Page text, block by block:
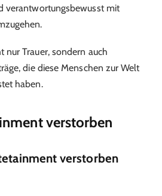
verantwortungsbewusst mit
nur Trauer, sondern auch
die diese Menschen zur Welt
haben.
verstorben
verstorben